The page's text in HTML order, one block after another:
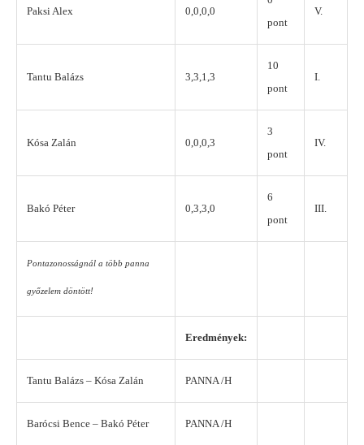
Paksi Alex 0,0,0,0
pont
V.
Tantu Balázs 3,3,1,3
10
pont
I.
Kósa Zalán 0,0,0,3
3
pont
IV.
Bakó Péter 0,3,3,0
6
pont
III.
Pontazonosságnál a több panna
győzelem döntött!
Eredmények:
Tantu Balázs – Kósa Zalán PANNA /H
Barócsi Bence – Bakó Péter PANNA /H